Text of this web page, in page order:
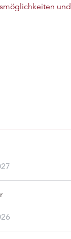
und